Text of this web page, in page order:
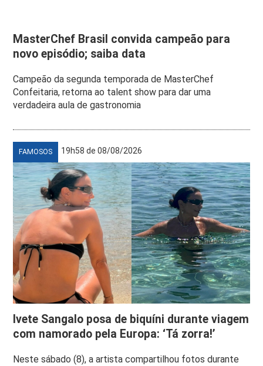
MasterChef Brasil convida campeão para
novo episódio; saiba data
Campeão da segunda temporada de MasterChef
Confeitaria, retorna ao talent show para dar uma
verdadeira aula de gastronomia
FAMOSOS 19h58 de 08/08/2026
Ivete Sangalo posa de biquíni durante viagem
com namorado pela Europa: ‘Tá zorra!’
Neste sábado (8), a artista compartilhou fotos durante